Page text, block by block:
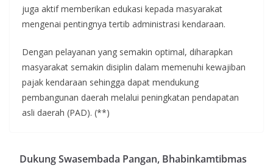
juga aktif memberikan edukasi kepada masyarakat
mengenai pentingnya tertib administrasi kendaraan.
Dengan pelayanan yang semakin optimal, diharapkan
masyarakat semakin disiplin dalam memenuhi kewajiban
pajak kendaraan sehingga dapat mendukung
pembangunan daerah melalui peningkatan pendapatan
asli daerah (PAD). (**)
Dukung Swasembada Pangan, Bhabinkamtibmas